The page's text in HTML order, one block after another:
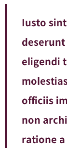
Iusto
deserunt
eligendi
officiis
non
ratione